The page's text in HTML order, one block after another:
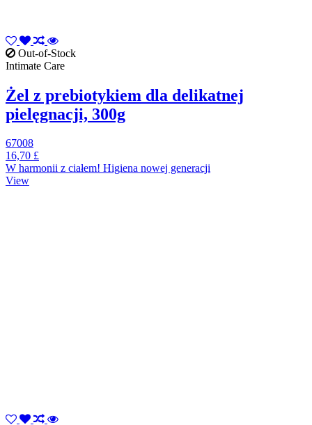
Out-of-Stock
Intimate Care
Żel z prebiotykiem dla delikatnej
pielęgnacji, 300g
67008
16,70 £
W harmonii z ciałem! Higiena nowej generacji
View